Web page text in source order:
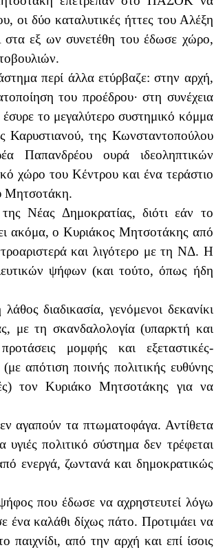
οι δύο καταλυτικές ήττες του Αλέξη
εξ ων συνετέθη του έδωσε χώρο,
περί άλλα ετύρβαζε: στην αρχή,
του προέδρου· στη συνέχεια
το μεγαλύτερο συστημικό κόμμα
Καρυστιανού, της Κωνσταντοπούλου
Παπανδρέου ουρά ιδεοληπτικών
χώρο του Κέντρου και ένα τεράστιο
Μητσοτάκη.
Νέας Δημοκρατίας, διότι εάν το
ακόμα, ο Κυριάκος Μητσοτάκης από
και λιγότερο με τη ΝΔ. Η
ψήφων (και τούτο, όπως ήδη
διαδικασία, γενόμενοι δεκανίκι
με τη σκανδαλολογία (υπαρκτή και
μομφής και εξεταστικές-
απότιση ποινής πολιτικής ευθύνης
τον Κυριάκο Μητσοτάκης για να
αγαπούν τα πτωματοφάγα. Αντίθετα
πολιτικό σύστημα δεν τρέφεται
ενεργά, ζωντανά και δημοκρατικώς
που έδωσε να αχρηστευτεί λόγω
ένα καλάθι δίχως πάτο. Προτιμάει να
παιχνίδι, από την αρχή και επί ίσοις